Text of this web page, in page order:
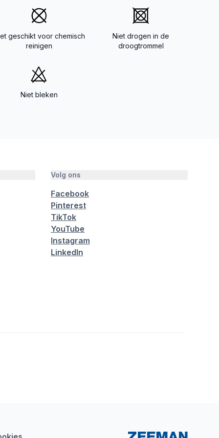
geschikt voor chemisch
reinigen
Niet drogen in de
droogtrommel
Niet bleken
Volg ons
Facebook
Pinterest
TikTok
YouTube
Instagram
LinkedIn